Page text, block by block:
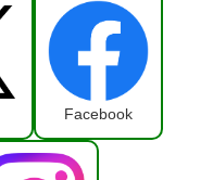
Facebook